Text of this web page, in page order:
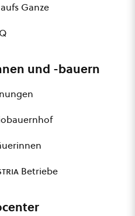
Ganze
und -bauern
Betriebe